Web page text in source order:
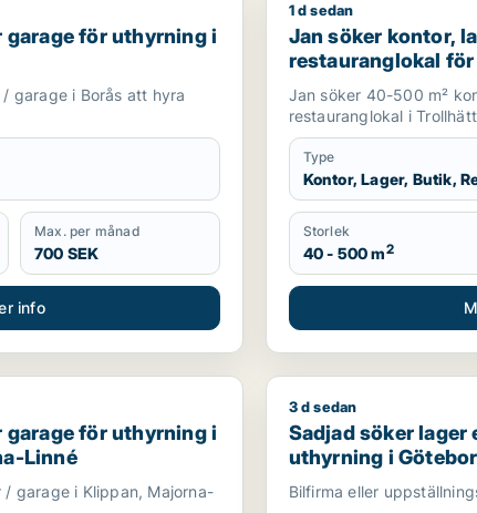
Majorna-Linné
för uthyrning i Borås
garage för uthyrning i
garage i Borås att hyra
Max. per månad
700 SEK
info
Jan söker kontor,
1 d sedan
Jan söker kontor,
restauranglokal
Jan söker 40-500 m²
restauranglokal i
Type
Kontor, Lager, Butik,
Storlek
40 - 500 m2
för uthyrning i Klippan eller Majorna-Linné
garage för uthyrning i
Linné
garage i Klippan, Majorna-
Sadjad söker lager
3 d sedan
Sadjad söker lager
uthyrning i
Bilfirma eller